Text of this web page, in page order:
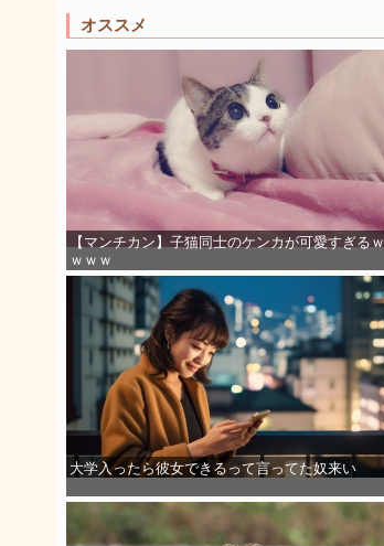
オススメ
【マンチカン】子猫同士のケンカが可愛すぎるｗ
ｗｗｗ
大学入ったら彼女できるって言ってた奴来い